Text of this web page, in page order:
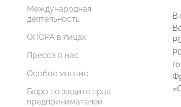
Международная
деятельность
ОПОРА в лицах
Пресса о нас
Особое мнение
Бюро по защите прав
предпринимателей
В